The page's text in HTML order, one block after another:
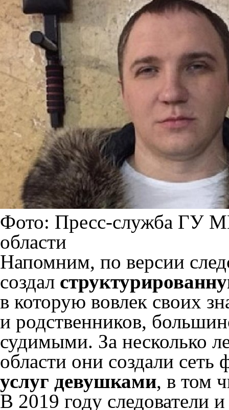
Фото: Пресс-служба ГУ
области
Напомним, по версии
создал
в которую вовлек своих
и родственников,
судимыми. За несколько
области они создали
услуг девушками, в том
В 2019 году следователи